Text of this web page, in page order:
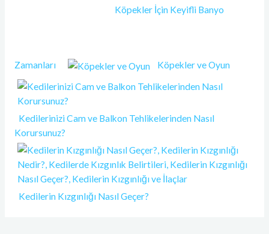
Köpekler İçin Keyifli Banyo
Zamanları Köpekler ve Oyun
Kedilerinizi Cam ve Balkon Tehlikelerinden Nasıl
Korursunuz?
Kedilerin Kızgınlığı Nasıl Geçer?